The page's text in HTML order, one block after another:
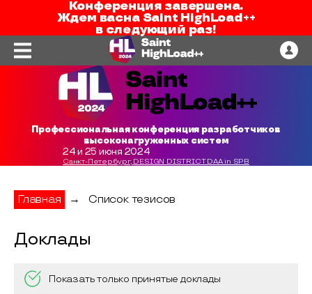
Конференция завершена.
Ждем васна Saint HighLoad++
в следующий раз!
Профессиональная конференция разработчиков
высоконагруженных систем
24 и 25 июня 2024
Санкт-Петербург, DESIGN DISTRICT DAA in SPB
Главная → Список тезисов
Доклады
Показать только принятые доклады